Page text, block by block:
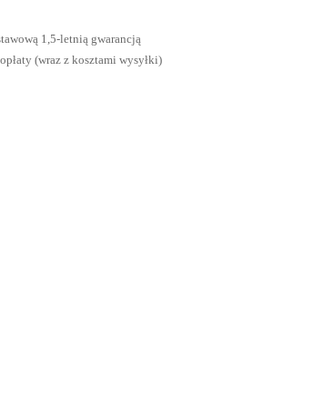
1,5-letnią gwarancją
(wraz z kosztami wysyłki)